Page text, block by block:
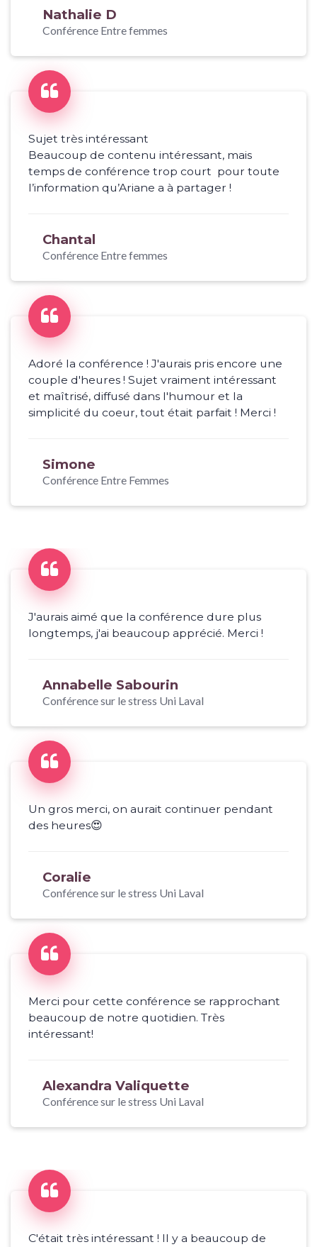
Nathalie D
Conférence Entre femmes
Sujet très intéressant
Beaucoup de contenu intéressant, mais
temps de conférence trop court pour toute
l’information qu’Ariane a à partager !
Chantal
Conférence Entre femmes
Adoré la conférence ! J'aurais pris encore une
couple d'heures ! Sujet vraiment intéressant
et maîtrisé, diffusé dans l'humour et la
simplicité du coeur, tout était parfait ! Merci !
Simone
Conférence Entre Femmes
J'aurais aimé que la conférence dure plus
longtemps, j'ai beaucoup apprécié. Merci !
Annabelle Sabourin
Conférence sur le stress Uni Laval
Un gros merci, on aurait continuer pendant
des heures😍
Coralie
Conférence sur le stress Uni Laval
Merci pour cette conférence se rapprochant
beaucoup de notre quotidien. Très
intéressant!
Alexandra Valiquette
Conférence sur le stress Uni Laval
C'était très intéressant ! Il y a beaucoup de